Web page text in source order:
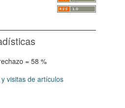
= 58 %
visitas de artículos